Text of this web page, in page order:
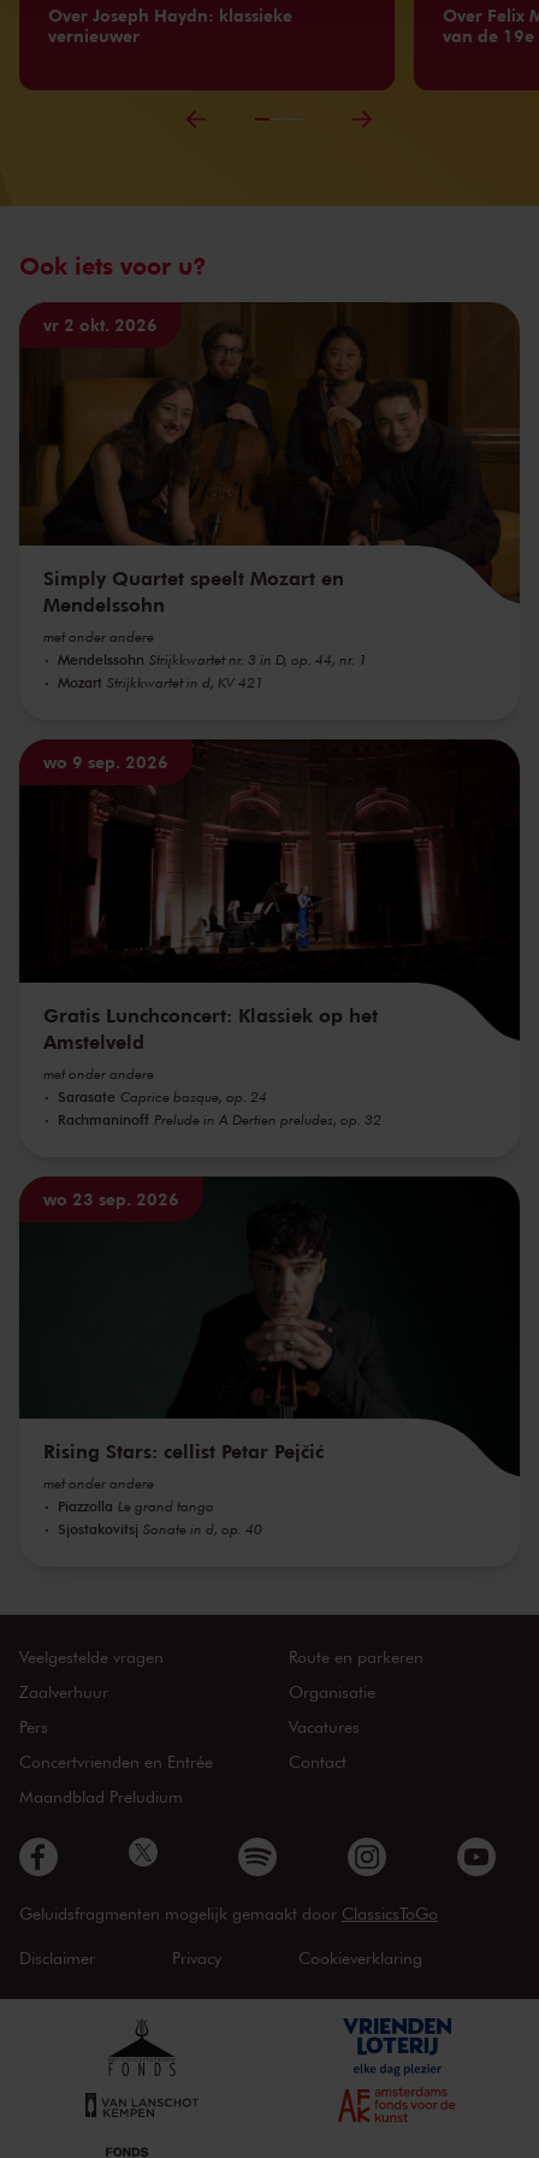
Over Joseph Haydn: klassieke
vernieuwer
Over Felix
van de 19e
Ook iets voor u?
vr 2 okt. 2026
Simply Quartet speelt Mozart en
Mendelssohn
met onder andere
Mendelssohn Strijkkwartet nr. 3 in D, op. 44, nr. 1
Mozart Strijkkwartet in d, KV 421
wo 9 sep. 2026
Gratis Lunchconcert: Klassiek op het
Amstelveld
met onder andere
Sarasate Caprice basque, op. 24
Rachmaninoff Prelude in A Dertien preludes, op. 32
wo 23 sep. 2026
Rising Stars: cellist Petar Pejčić
met onder andere
Piazzolla Le grand tango
Sjostakovitsj Sonate in d, op. 40
Veelgestelde vragen
Zaalverhuur
Pers
Concertvrienden en Entrée
Maandblad Preludium
Route en parkeren
Organisatie
Vacatures
Contact
Geluidsfragmenten mogelijk gemaakt door ClassicsToGo
Disclaimer Privacy Cookieverklaring